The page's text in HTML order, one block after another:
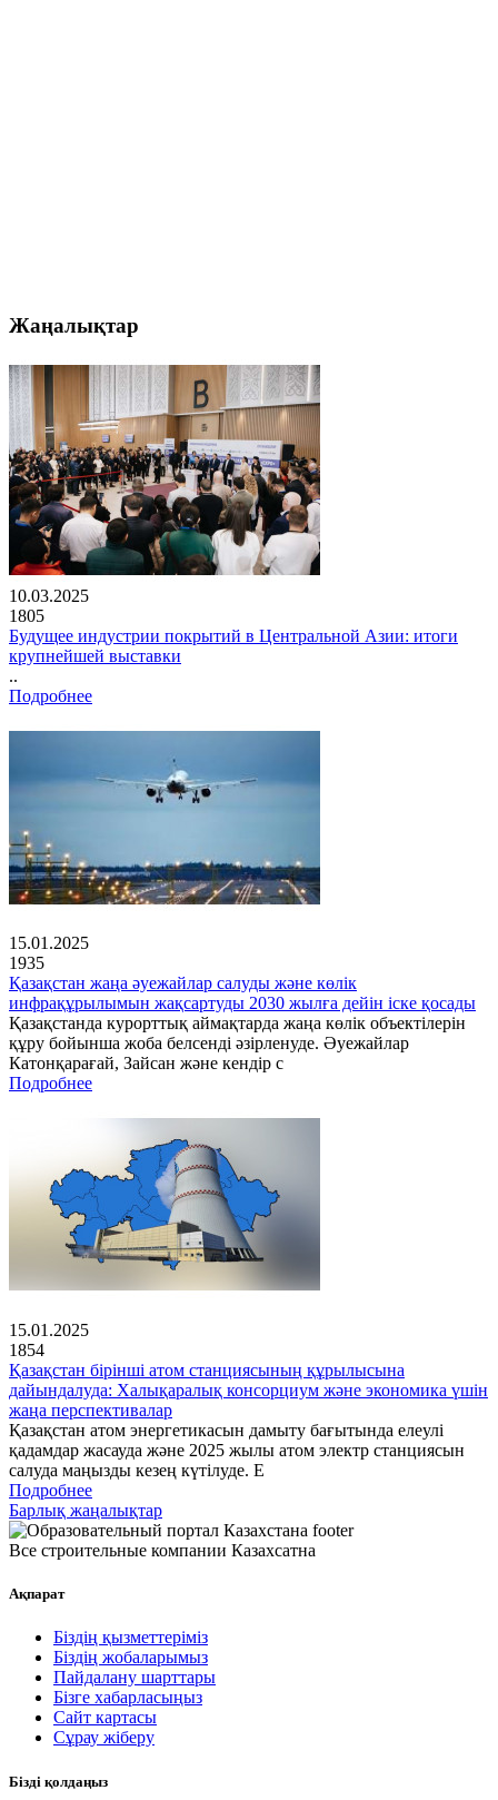
Жаңалықтар
10.03.2025
1805
Будущее индустрии покрытий в Центральной Азии: итоги
крупнейшей выставки
..
Подробнее
15.01.2025
1935
Қазақстан жаңа әуежайлар салуды және көлік
инфрақұрылымын жақсартуды 2030 жылға дейін іске қосады
Қазақстанда курорттық аймақтарда жаңа көлік объектілерін
құру бойынша жоба белсенді әзірленуде. Әуежайлар
Катонқарағай, Зайсан және кендір с
Подробнее
15.01.2025
1854
Қазақстан бірінші атом станциясының құрылысына
дайындалуда: Халықаралық консорциум және экономика үшін
жаңа перспективалар
Қазақстан атом энергетикасын дамыту бағытында елеулі
қадамдар жасауда және 2025 жылы атом электр станциясын
салуда маңызды кезең күтілуде. Е
Подробнее
Барлық жаңалықтар
Все строительные компании Казахсатна
Ақпарат
Біздің қызметтеріміз
Біздің жобаларымыз
Пайдалану шарттары
Бізге хабарласыңыз
Сайт картасы
Сұрау жіберу
Бізді қолдаңыз